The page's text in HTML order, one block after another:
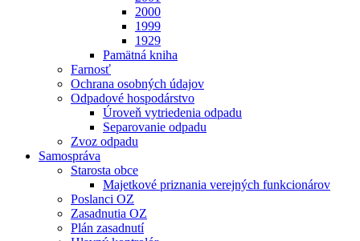
2000
1999
1929
Pamätná kniha
Farnosť
Ochrana osobných údajov
Odpadové hospodárstvo
Úroveň vytriedenia odpadu
Separovanie odpadu
Zvoz odpadu
Samospráva
Starosta obce
Majetkové priznania verejných funkcionárov
Poslanci OZ
Zasadnutia OZ
Plán zasadnutí